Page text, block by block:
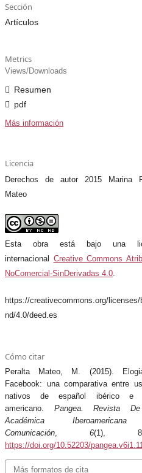
Sección
Artículos
Metrics
Views/Downloads
Resumen
pdf
Más información
Licencia
Derechos de autor 2015 Marina
Mateo
Esta obra está bajo una
internacional Creative Commons
NoComercial-SinDerivadas 4.0.
https://creativecommons.org/licenses/
nd/4.0/deed.es
Cómo citar
Peralta Mateo, M. (2015).
Facebook: una comparativa entre
nativos de español ibérico e
americano. Pangea. Revista
Académica
Comunicación, 6(1), 81-
https://doi.org/10.52203/
Más formatos de cita